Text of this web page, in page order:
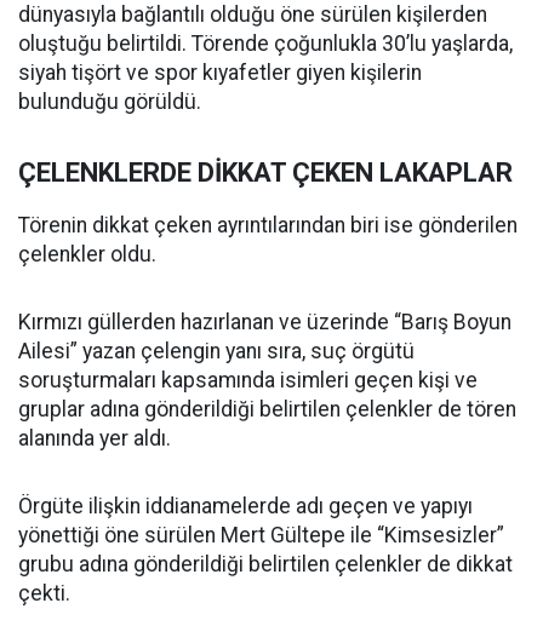
dünyasıyla bağlantılı olduğu öne sürülen kişilerden
oluştuğu belirtildi. Törende çoğunlukla 30’lu yaşlarda,
siyah tişört ve spor kıyafetler giyen kişilerin
bulunduğu görüldü.
ÇELENKLERDE DİKKAT ÇEKEN LAKAPLAR
Törenin dikkat çeken ayrıntılarından biri ise gönderilen
çelenkler oldu.
Kırmızı güllerden hazırlanan ve üzerinde “Barış Boyun
Ailesi” yazan çelengin yanı sıra, suç örgütü
soruşturmaları kapsamında isimleri geçen kişi ve
gruplar adına gönderildiği belirtilen çelenkler de tören
alanında yer aldı.
Örgüte ilişkin iddianamelerde adı geçen ve yapıyı
yönettiği öne sürülen Mert Gültepe ile “Kimsesizler”
grubu adına gönderildiği belirtilen çelenkler de dikkat
çekti.